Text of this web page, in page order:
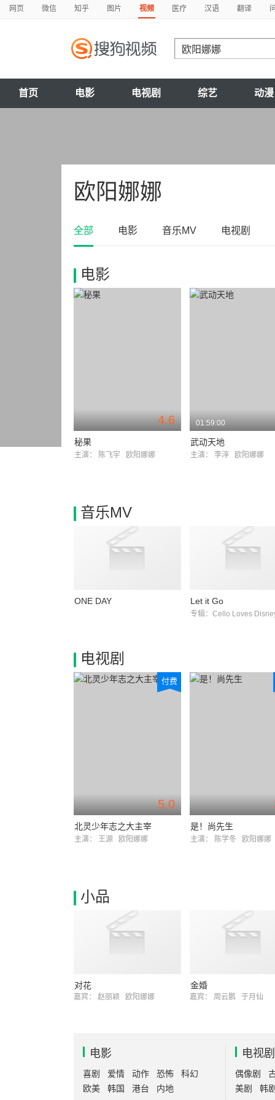
网页 微信 知乎 图片 视频 医疗 汉语 翻译
首页 电影 电视剧 综艺 动漫
欧阳娜娜
全部 电影 音乐MV 电视剧
电影
4.6
秘果
主演： 陈飞宇 欧阳娜娜
01:59:00
武动天地
主演： 李淳 欧阳娜娜
音乐MV
ONE DAY Let it Go
专辑：Cello Loves
电视剧
5.0
付费
北灵少年志之大主宰
主演： 王源 欧阳娜娜
是！尚先生
主演： 陈学冬 欧阳娜娜
小品
对花
嘉宾： 赵丽颖 欧阳娜娜
金婚
嘉宾： 周云鹏 于月仙
电影
喜剧 爱情 动作 恐怖
科幻
欧美
韩国 港台 内地
电视剧
偶像剧
美剧
韩